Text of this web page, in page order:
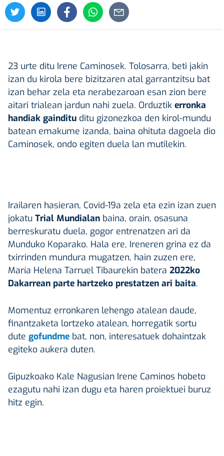
23 urte ditu Irene Caminosek. Tolosarra, beti jakin
izan du kirola bere bizitzaren atal garrantzitsu bat
izan behar zela eta nerabezaroan esan zion bere
aitari trialean jardun nahi zuela. Orduztik erronka
handiak gainditu ditu gizonezkoa den kirol-mundu
batean emakume izanda, baina ohituta dagoela dio
Caminosek, ondo egiten duela lan mutilekin.
Irailaren hasieran, Covid-19a zela eta ezin izan zuen
jokatu Trial Mundialan baina, orain, osasuna
berreskuratu duela, gogor entrenatzen ari da
Munduko Koparako. Hala ere, Ireneren grina ez da
txirrinden mundura mugatzen, hain zuzen ere,
María Helena Tarruel Tibaurekin batera 2022ko
Dakarrean parte hartzeko prestatzen ari baita.
Momentuz erronkaren lehengo atalean daude,
finantzaketa lortzeko atalean, horregatik sortu
dute gofundme bat, non, interesatuek dohaintzak
egiteko aukera duten.
Gipuzkoako Kale Nagusian Irene Caminos hobeto
ezagutu nahi izan dugu eta haren proiektuei buruz
hitz egin.